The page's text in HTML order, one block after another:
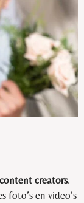
creators.
foto’s en video’s